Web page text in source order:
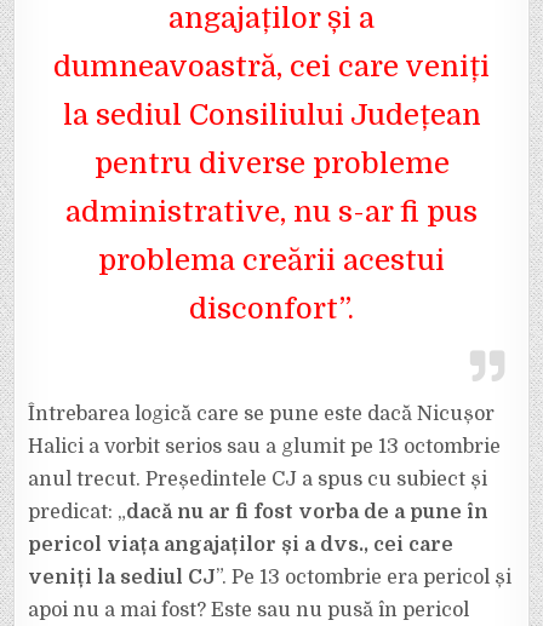
angajaților și a
dumneavoastră, cei care veniți
la sediul Consiliului Județean
pentru diverse probleme
administrative, nu s-ar fi pus
problema creării acestui
disconfort”.
Întrebarea logică care se pune este dacă Nicușor
Halici a vorbit serios sau a glumit pe 13 octombrie
anul trecut. Președintele CJ a spus cu subiect și
predicat: „dacă nu ar fi fost vorba de a pune în
pericol viața angajaților și a dvs., cei care
veniți la sediul CJ”. Pe 13 octombrie era pericol și
apoi nu a mai fost? Este sau nu pusă în pericol